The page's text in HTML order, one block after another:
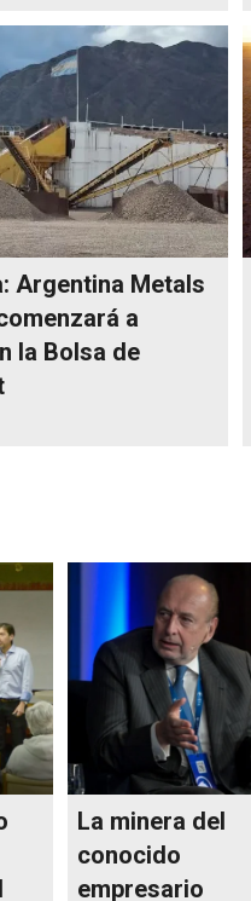
Argentina Metals
a
la Bolsa de
La minera del
conocido
empresario